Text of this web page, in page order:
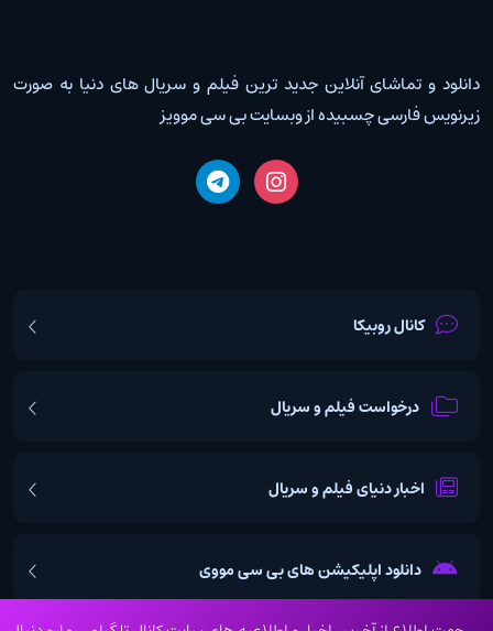
دانلود و تماشای آنلاین جدید ترین فیلم و سریال های دنیا به صورت
زیرنویس فارسی چسبیده از وبسایت بی سی موویز
کانال روبیکا
درخواست فیلم و سریال
اخبار دنیای فیلم و سریال
دانلود اپلیکیشن های بی سی مووی